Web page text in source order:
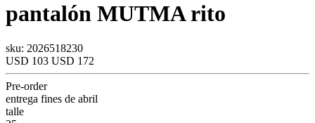
pantalón MUTMArito
sku: 2026518230
USD 103 USD 172
Pre-order
entrega fines de abril
talle